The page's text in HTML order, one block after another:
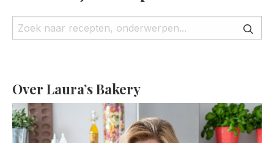
Over Laura’s Bakery